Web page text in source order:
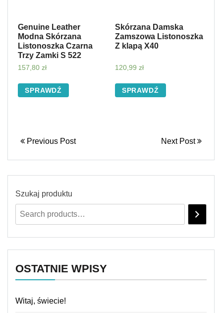
Genuine Leather
Modna Skórzana
Listonoszka Czarna
Trzy Zamki S 522
157,80 zł
SPRAWDŹ
Skórzana Damska
Zamszowa Listonoszka
Z klapą X40
120,99 zł
SPRAWDŹ
Previous Post Next Post
Szukaj produktu
OSTATNIE WPISY
Witaj, świecie!